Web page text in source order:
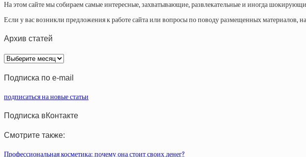
На этом сайте мы собираем самые интересные, захватывающие, развлекательные и иногда
Если у вас возникли предложения к работе сайта или вопросы по поводу размещенных материалов,
Архив статей
Архив
статей
Подписка по e-mail
подписаться на новые статьи
Подписка вКонтакте
Смотрите также:
Профессиональная косметика: почему она стоит своих денег?